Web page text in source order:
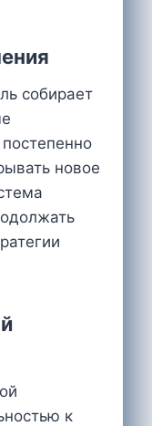
собирает
новое
к